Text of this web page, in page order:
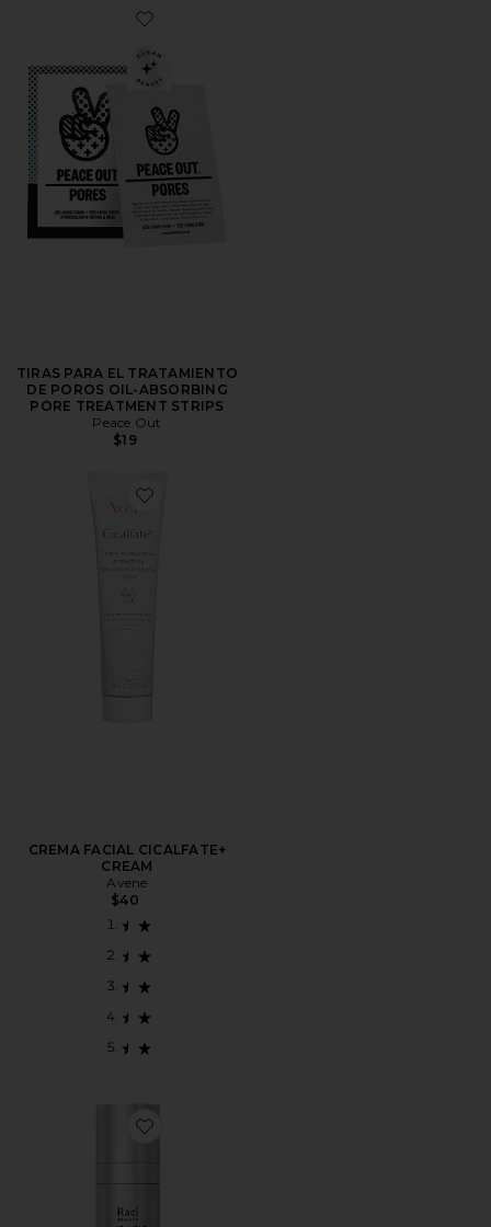
Favorite TIRAS PARA EL TRATAMIENTO DE POROS
TIRAS PARA EL TRATAMIENTO
DE POROS OIL-ABSORBING
PORE TREATMENT STRIPS
Peace Out
$19
Favorite CREMA FACIAL CICALFATE+ CREAM
CREMA FACIAL CICALFATE+
CREAM
Avene
$40
Favorite SUERO MICROCRYSTAL ACTIVATED PM